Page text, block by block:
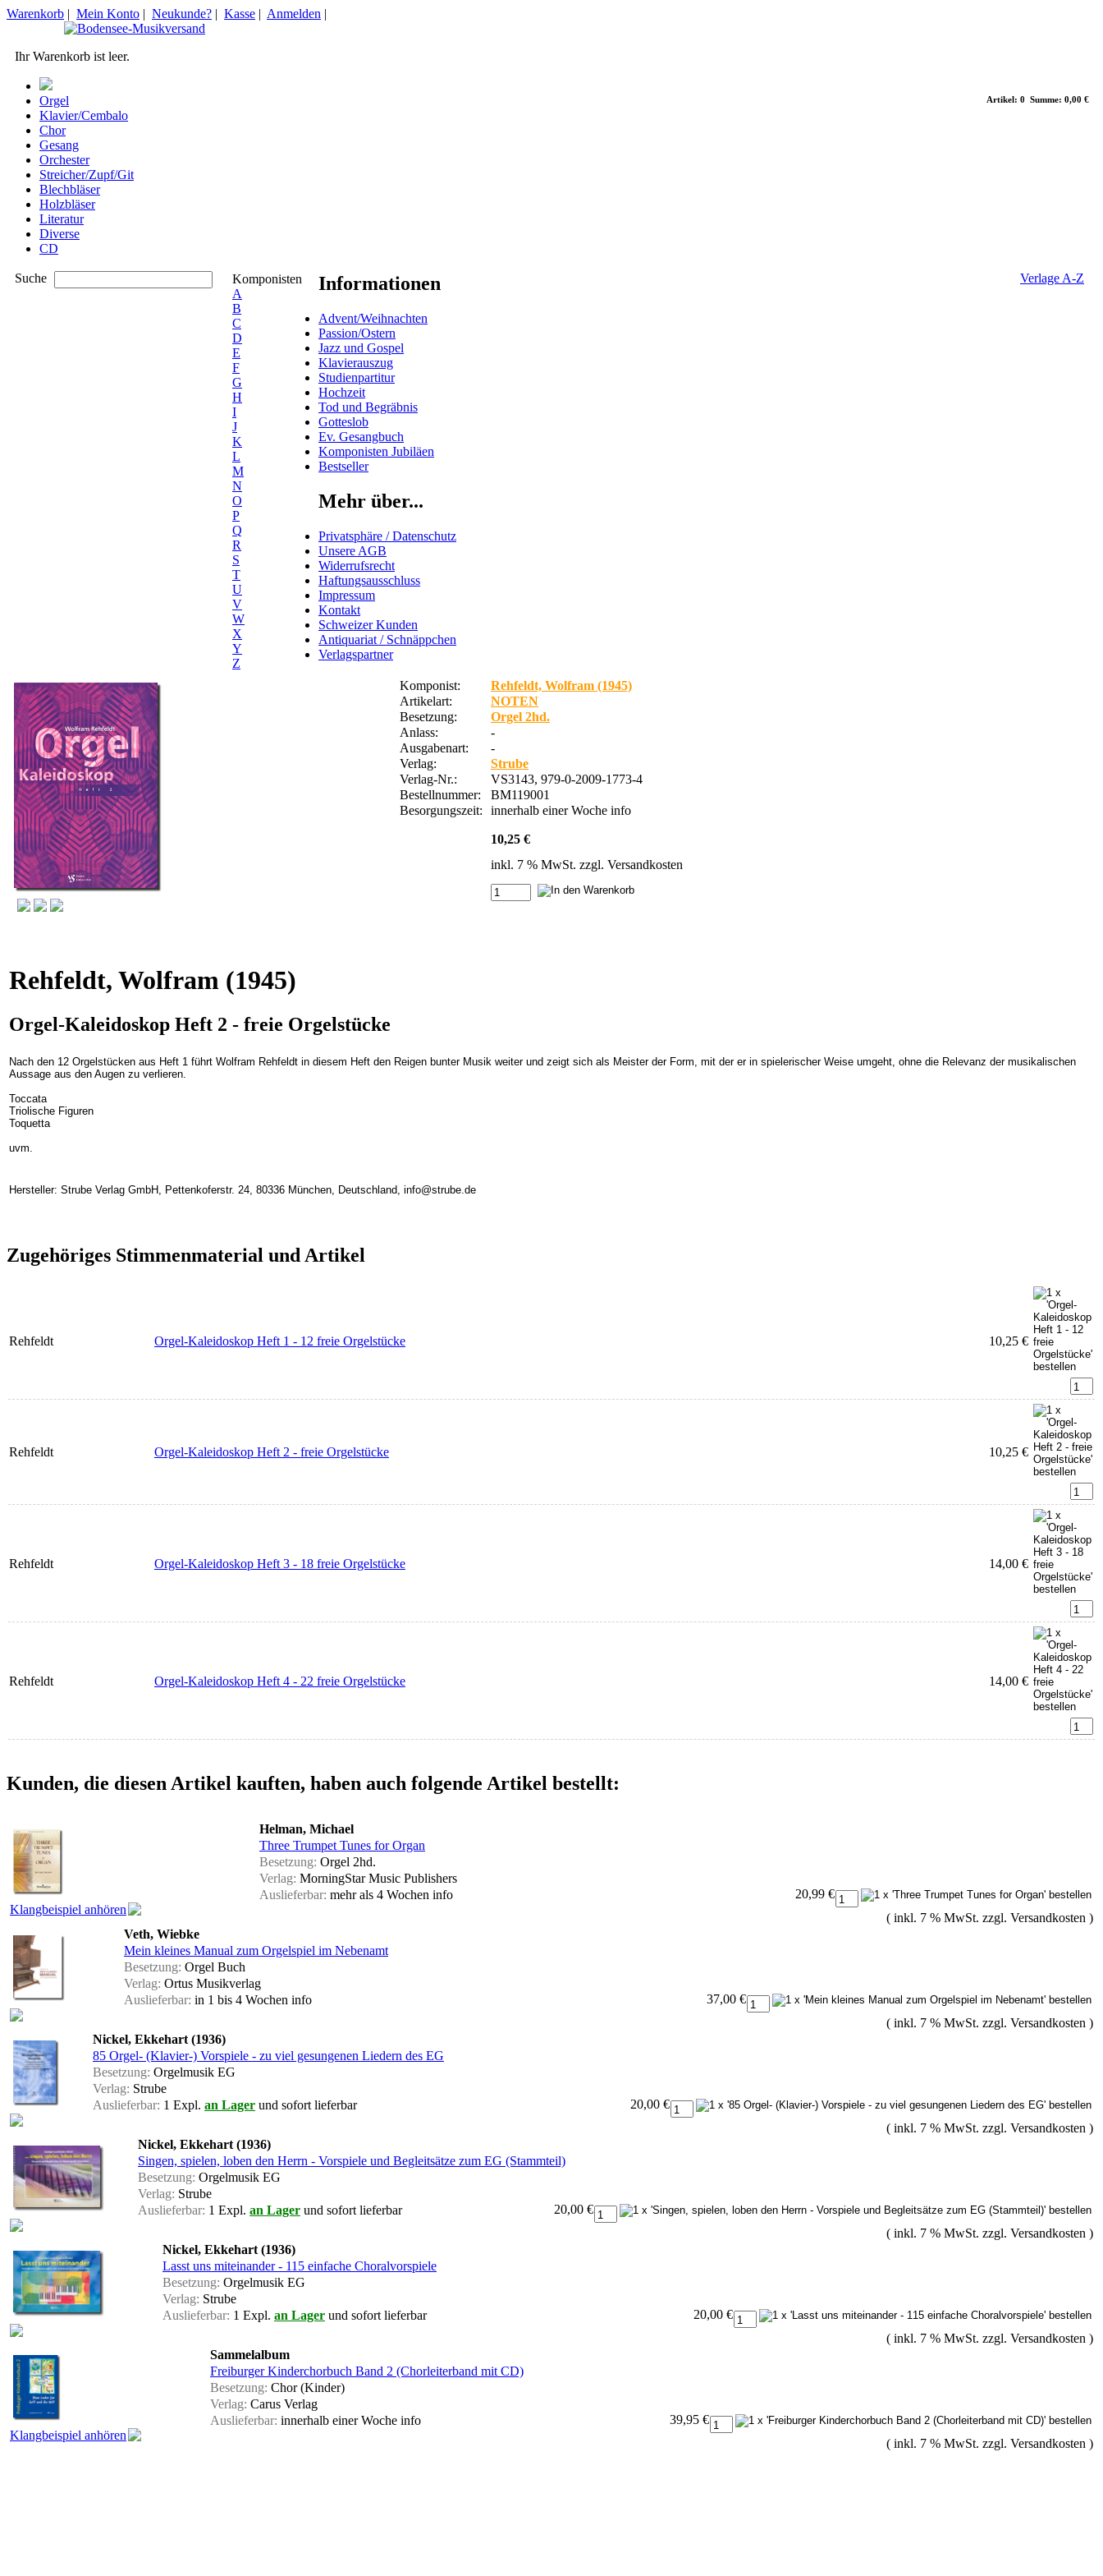
Artikel: 0 Summe: 0,00 €
Warenkorb | Mein Konto | Neukunde? | Kasse | Anmelden |
Ihr Warenkorb ist leer.
Orgel
Klavier/Cembalo
Chor
Gesang
Orchester
Streicher/Zupf/Git
Blechbläser
Holzbläser
Literatur
Diverse
CD
Suche
Komponisten
A
B
C
D
E
F
G
H
I
J
K
L
M
N
O
P
Q
R
S
T
U
V
W
X
Y
Z
Verlage A-Z
Informationen
Advent/Weihnachten
Passion/Ostern
Jazz und Gospel
Klavierauszug
Studienpartitur
Hochzeit
Tod und Begräbnis
Gotteslob
Ev. Gesangbuch
Komponisten Jubiläen
Bestseller
Mehr über...
Privatsphäre / Datenschutz
Unsere AGB
Widerrufsrecht
Haftungsausschluss
Impressum
Kontakt
Schweizer Kunden
Antiquariat / Schnäppchen
Verlagspartner
Komponist:
Rehfeldt, Wolfram (1945)
Artikelart:
NOTEN
Besetzung:
Orgel 2hd.
Anlass:
-
Ausgabenart:
-
Verlag:
Strube
Verlag-Nr.:
VS3143, 979-0-2009-1773-4
Bestellnummer:
BM119001
Besorgungszeit:
innerhalb einer Woche info
10,25 €
inkl. 7 % MwSt. zzgl. Versandkosten
Rehfeldt, Wolfram (1945)
Orgel-Kaleidoskop Heft 2 - freie Orgelstücke
Nach den 12 Orgelstücken aus Heft 1 führt Wolfram Rehfeldt in diesem Heft den Reigen bunter Musik weiter und zeigt sich als Meister der Form, mit der er in spielerischer Weise umgeht, ohne die Relevanz der musikalischen
Aussage aus den Augen zu verlieren.
Toccata
Triolische Figuren
Toquetta
uvm.
Hersteller: Strube Verlag GmbH, Pettenkoferstr. 24, 80336 München, Deutschland, info@strube.de
Zugehöriges Stimmenmaterial und Artikel
Rehfeldt Orgel-Kaleidoskop Heft 1 - 12 freie Orgelstücke 10,25 €
Rehfeldt Orgel-Kaleidoskop Heft 2 - freie Orgelstücke 10,25 €
Rehfeldt Orgel-Kaleidoskop Heft 3 - 18 freie Orgelstücke 14,00 €
Rehfeldt Orgel-Kaleidoskop Heft 4 - 22 freie Orgelstücke 14,00 €
Kunden, die diesen Artikel kauften, haben auch folgende Artikel bestellt:
Klangbeispiel anhören
Helman, Michael
Three Trumpet Tunes for Organ
Besetzung: Orgel 2hd.
Verlag: MorningStar Music Publishers
Auslieferbar: mehr als 4 Wochen info
20,99 €
( inkl. 7 % MwSt. zzgl. Versandkosten )
Veth, Wiebke
Mein kleines Manual zum Orgelspiel im Nebenamt
Besetzung: Orgel Buch
Verlag: Ortus Musikverlag
Auslieferbar: in 1 bis 4 Wochen info
37,00 €
( inkl. 7 % MwSt. zzgl. Versandkosten )
Nickel, Ekkehart (1936)
85 Orgel- (Klavier-) Vorspiele - zu viel gesungenen Liedern des EG
Besetzung: Orgelmusik EG
Verlag: Strube
Auslieferbar: 1 Expl. an Lager und sofort lieferbar
20,00 €
( inkl. 7 % MwSt. zzgl. Versandkosten )
Nickel, Ekkehart (1936)
Singen, spielen, loben den Herrn - Vorspiele und Begleitsätze zum EG (Stammteil)
Besetzung: Orgelmusik EG
Verlag: Strube
Auslieferbar: 1 Expl. an Lager und sofort lieferbar
20,00 €
( inkl. 7 % MwSt. zzgl. Versandkosten )
Nickel, Ekkehart (1936)
Lasst uns miteinander - 115 einfache Choralvorspiele
Besetzung: Orgelmusik EG
Verlag: Strube
Auslieferbar: 1 Expl. an Lager und sofort lieferbar
20,00 €
( inkl. 7 % MwSt. zzgl. Versandkosten )
Klangbeispiel anhören
Sammelalbum
Freiburger Kinderchorbuch Band 2 (Chorleiterband mit CD)
Besetzung: Chor (Kinder)
Verlag: Carus Verlag
Auslieferbar: innerhalb einer Woche info
39,95 €
( inkl. 7 % MwSt. zzgl. Versandkosten )